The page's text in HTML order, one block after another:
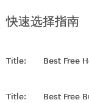
快速选择指南
Title: Best Free
Title: Best Free